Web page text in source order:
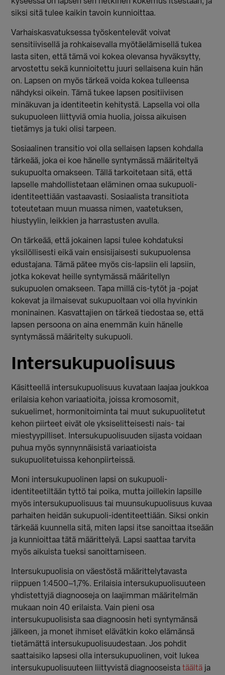
siksi sitä tulee kaikin tavoin kunnioittaa.
Varhaiskasvatuksessa työskentelevät voivat
sensitiivisellä ja rohkaisevalla myötäelämisellä tukea
lasta siten, että tämä voi kokea olevansa hyväksytty,
arvostettu sekä kunnioitettu juuri sellaisena kuin hän
on. Lapsen on myös tärkeä voida kokea tulleensa
nähdyksi oikein. Tämä tukee lapsen positiivisen
minäkuvan ja identiteetin kehitystä. Lapsella voi olla
sukupuoleen liittyviä omia huolia, joissa aikuisen
tietämys ja tuki olisi tarpeen.
Sosiaalinen transitio voi olla sellaisen lapsen kohdalla
tärkeää, joka ei koe hänelle syntymässä määriteltyä
sukupuolta omakseen. Tällä tarkoitetaan sitä, että
lapselle mahdollistetaan eläminen omaa sukupuoli-
identiteettiään vastaavasti. Sosiaalista transitiota
toteutetaan muun muassa nimen, vaatetuksen,
hiustyylin, leikkien ja harrastusten avulla.
On tärkeää, että jokainen lapsi tulee kohdatuksi
yksilöllisesti eikä vain ensisijaisesti sukupuolensa
edustajana. Tämä pätee myös cis-lapsiin eli lapsiin,
jotka kokevat heille syntymässä määritellyn
sukupuolen omakseen. Tapa millä cis-tytöt ja -pojat
kokevat ja ilmaisevat sukupuoltaan voi olla hyvinkin
moninainen. Kasvattajien on tärkeä tiedostaa se, että
lapsen persoona on aina enemmän kuin hänelle
syntymässä määritelty sukupuoli.
Intersukupuolisuus
Käsitteellä intersukupuolisuus kuvataan laajaa joukkoa
erilaisia kehon variaatioita, joissa kromosomit,
sukuelimet, hormonitoiminta tai muut sukupuolitetut
kehon piirteet eivät ole yksiselitteisesti nais- tai
miestyypilliset. Intersukupuolisuuden sijasta voidaan
puhua myös synnynnäisistä variaatioista
sukupuolitetuissa kehonpiirteissä.
Moni intersukupuolinen lapsi on sukupuoli-
identiteetiltään tyttö tai poika, mutta joillekin lapsille
myös intersukupuolisuus tai muunsukupuolisuus kuvaa
parhaiten heidän sukupuoli-identiteettiään. Siksi onkin
tärkeää kuunnella sitä, miten lapsi itse sanoittaa itseään
ja kunnioittaa tätä määrittelyä. Lapsi saattaa tarvita
myös aikuista tueksi sanoittamiseen.
Intersukupuolisia on väestöstä määrittelytavasta
riippuen 1:4500–1,7%. Erilaisia intersukupuolisuuteen
yhdistettyjä diagnooseja on laajimman määritelmän
mukaan noin 40 erilaista. Vain pieni osa
intersukupuolisista saa diagnoosin heti syntymänsä
jälkeen, ja monet ihmiset elävätkin koko elämänsä
tietämättä intersukupuolisuudestaan. Jos pohdit
saattaisiko lapsesi olla intersukupuolinen, voit lukea
intersukupuolisuuteen liittyvistä diagnooseistatäältä ja